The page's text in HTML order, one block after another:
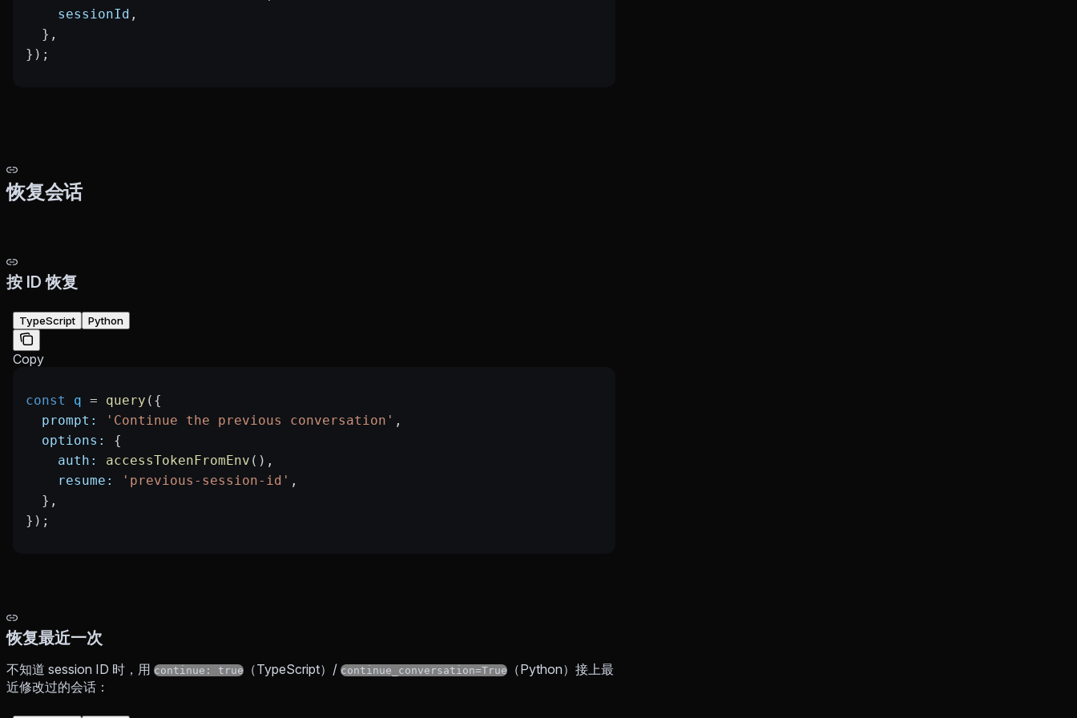
    sessionId
,
  },
});
恢复会话
按 ID 恢复
TypeScript Python
Copy
const q = query ({
  prompt:
'Continue the previous conversation' ,
  options:
{
    auth:
accessTokenFromEnv (),
    resume:
'previous-session-id' ,
  },
});
恢复最近一次
不知道 session ID 时，用 continue: true （TypeScript）/ continue_conversation=True
（Python）接上最
近修改过的会话：